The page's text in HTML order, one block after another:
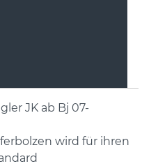
JK ab Bj 07-
wird für ihren